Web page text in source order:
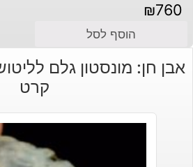
₪760
הוסף לסל
קרט